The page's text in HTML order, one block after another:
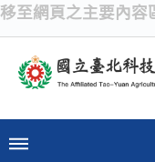
移至網頁之主要內容